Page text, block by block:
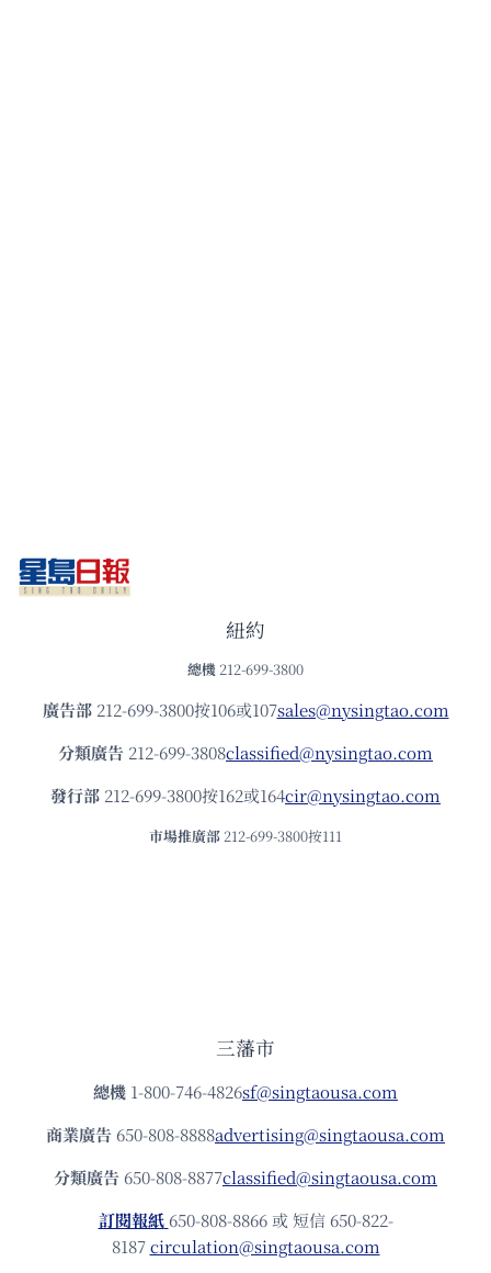
紐約
總機 212-699-3800
廣告部212-699-3800按106或107sales@nysingtao.com
分類廣告 212-699-3808classified@nysingtao.com
發⾏部 212-699-3800按162或164cir@nysingtao.com
市場推廣部 212-699-3800按111
三藩市
總機 1-800-746-4826sf@singtaousa.com
商業廣告 650-808-8888advertising@singtaousa.com
分類廣告 650-808-8877classified@singtaousa.com
訂閱報紙 650-808-8866 或 短信 650-822-
8187circulation@singtaousa.com